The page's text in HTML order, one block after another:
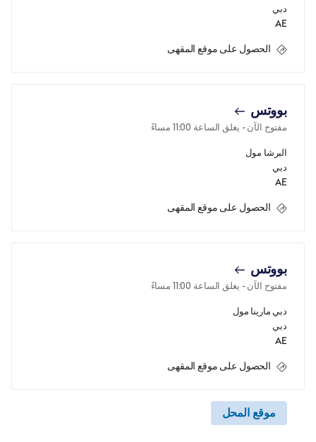
دبي
AE
الحصول على موقع المقهى
بووتس
مفتوح الآن - يغلق الساعة 11:00 مساءً
البرشا مول
دبي
AE
الحصول على موقع المقهى
بووتس
مفتوح الآن - يغلق الساعة 11:00 مساءً
دبي مارينا مول
دبي
AE
الحصول على موقع المقهى
موقع المحل